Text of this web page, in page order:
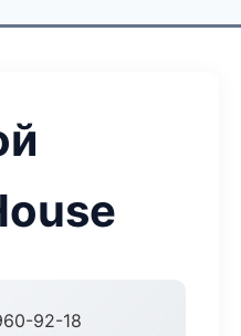
92-18